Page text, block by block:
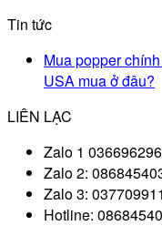
Tin tức
Mua popper
USA mua ở đâu?
LIÊN LẠC
Zalo 1
Zalo 2:
Zalo 3:
Hotline: